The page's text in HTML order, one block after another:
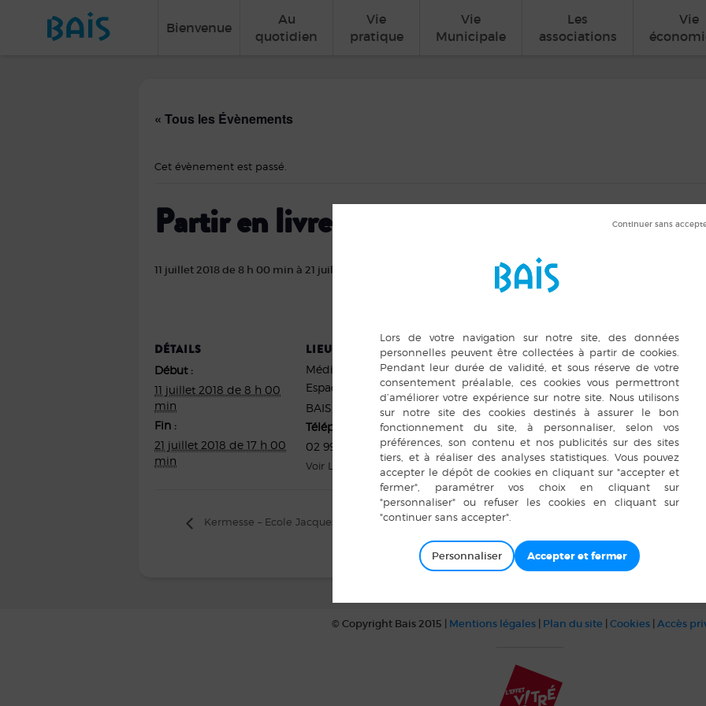
Bienvenue
Au
quotidien
Vie
pratique
Vie
Municipale
Les
associations
Vie
« Tous les Évènements
Cet évènement est passé.
Partir en livres
11 juillet 2018 de 8 h 00 min à 21 juillet 2018 de 17 h 00 min
DÉTAILS
Début :
11 juillet 2018 de 8 h 00
min
Fin :
21 juillet 2018 de 17 h 00
min
LIEU
Médiathèque
Espace des Fontaines
BAIS
Téléphone
02 99 76 57 10
Voir Lieu site web
Kermesse – Ecole Jacques Prévert
© Copyright Bais 2015 | Mentions légales| Plan du site | Cookies| Accès
Personnaliser